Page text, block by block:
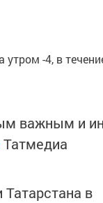
утром -4, в
важным и
Татмедиа
Татарстана в